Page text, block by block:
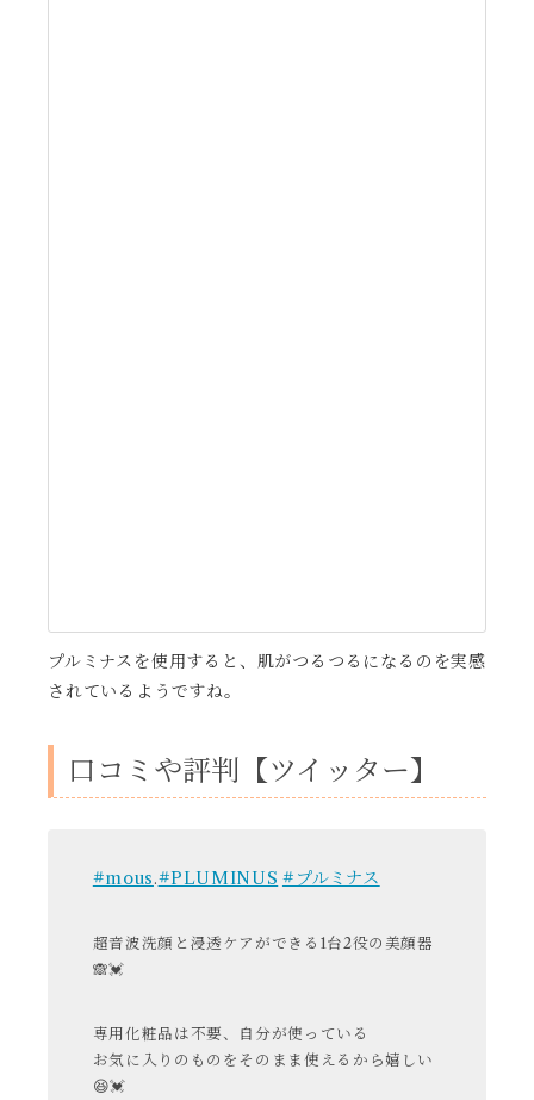
プルミナスを使用すると、肌がつるつるになるのを実感
されているようですね。
口コミや評判【ツイッター】
#mous .#PLUMINUS #プルミナス
超音波洗顔と浸透ケアができる1台2役の美顔器
🙈💓
専用化粧品は不要、自分が使っている
お気に入りのものをそのまま使えるから嬉しい
😆💓